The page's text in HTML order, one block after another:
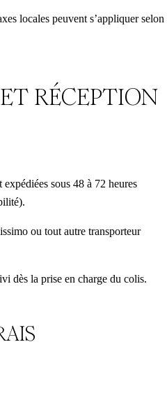
locales peuvent s’appliquer selon
RÉCEPTION
sous 48 à 72 heures
ou tout autre transporteur
dès la prise en charge du colis.